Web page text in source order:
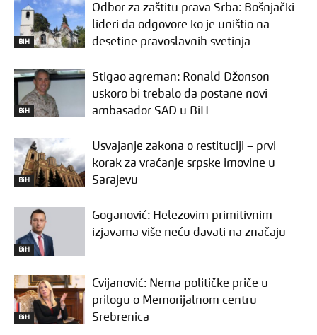
BiH
Odbor za zaštitu prava Srba: Bošnjački
lideri da odgovore ko je uništio na
desetine pravoslavnih svetinja
BiH
Stigao agreman: Ronald Džonson
uskoro bi trebalo da postane novi
ambasador SAD u BiH
BiH
Usvajanje zakona o restituciji – prvi
korak za vraćanje srpske imovine u
Sarajevu
BiH
Goganović: Helezovim primitivnim
izjavama više neću davati na značaju
BiH
Cvijanović: Nema političke priče u
prilogu o Memorijalnom centru
Srebrenica